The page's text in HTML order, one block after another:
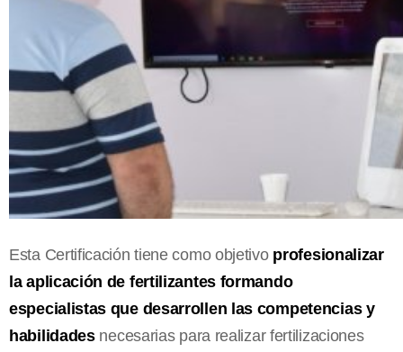
Esta Certificación tiene como objetivo profesionalizar
la aplicación de fertilizantes formando
especialistas que desarrollen las competencias y
habilidadesnecesarias para realizar fertilizaciones